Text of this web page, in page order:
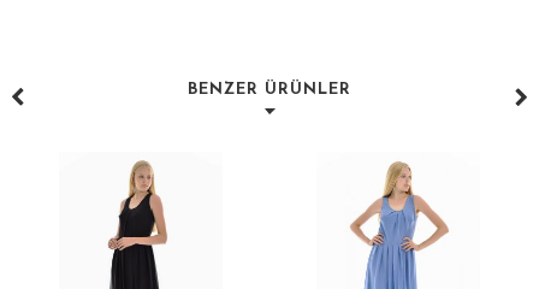
BENZER ÜRÜNLER